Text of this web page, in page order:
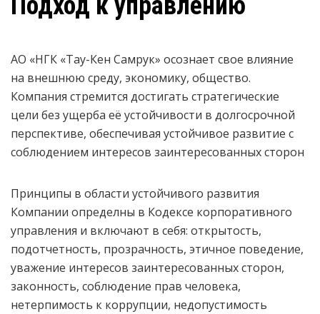
АО «НГК «Тау-Кен Самрук» осознает свое влияние
на внешнюю среду, экономику, общество.
Компания стремится достигать стратегические
цели без ущерба её устойчивости в долгосрочной
перспективе, обеспечивая устойчивое развитие с
соблюдением интересов заинтересованных сторон
Принципы в области устойчивого развития
Компании определны в Кодексе корпоративного
управления и включают в себя: открытость,
подотчетность, прозрачность, этичное поведение,
уважение интересов заинтересованных сторон,
законность, соблюдение прав человека,
нетерпимость к коррупции, недопустимость